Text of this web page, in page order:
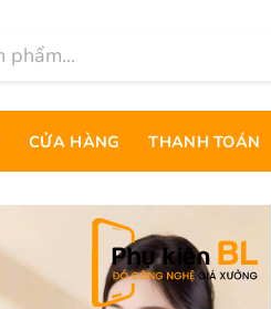
CỬA HÀNG THANH TOÁN